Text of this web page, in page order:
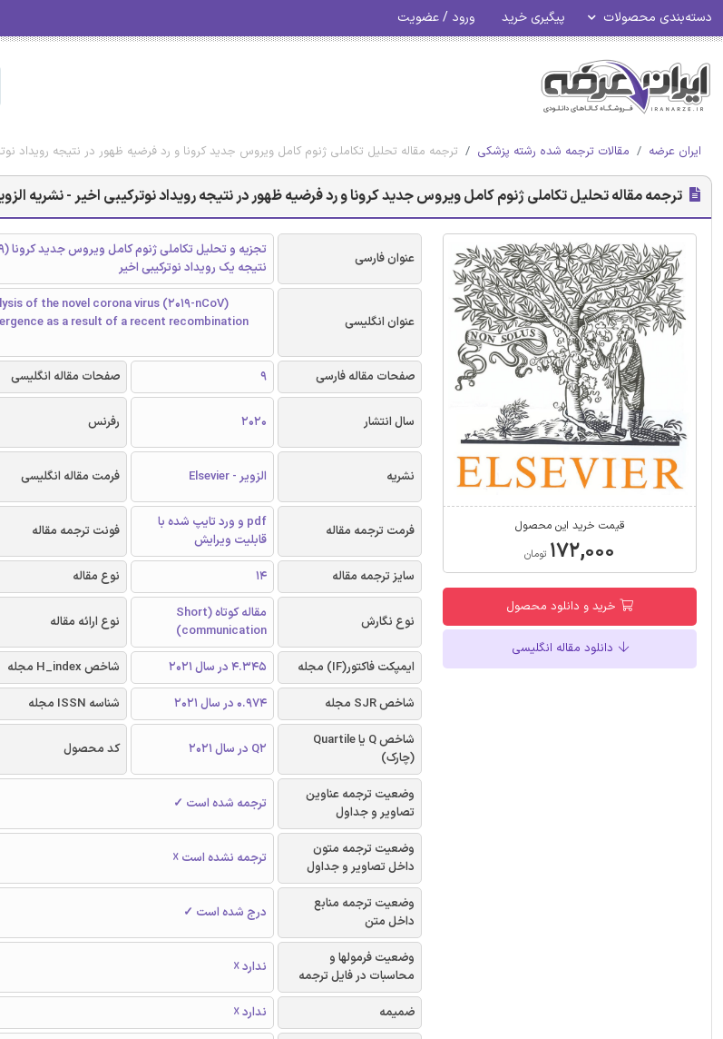
دسته‌بندی محصولات پیگیری خرید ورود / عضویت
ایران عرضه مقالات ترجمه شده رشته پزشکی ترجمه مقاله تحلیل تکاملی ژنوم کامل ویروس جدید کرونا و رد فرضیه ظهور در نتیجه رویداد
ترجمه مقاله تحلیل تکاملی ژنوم کامل ویروس جدید کرونا و رد فرضیه ظهور در نتیجه رویداد نوترکیبی اخیر - نشریه
قیمت خرید این محصول
۱۷۲,۰۰۰ تومان
خرید و دانلود محصول
دانلود مقاله انگلیسی
عنوان فارسی
نتیجه یک رویداد نوترکیبی اخیر
عنوان انگلیسی
of the novel corona virus (2019-nCoV)
as a result of a recent recombination
صفحات مقاله فارسی
9 صفحات مقاله انگلیسی
سال انتشار 2020 رفرنس
نشریه الزویر - Elsevier فرمت مقاله انگلیسی
فرمت ترجمه مقاله
pdf و ورد تایپ شده با
قابلیت ویرایش
فونت ترجمه مقاله
سایز ترجمه مقاله 14 نوع مقاله
نوع نگارش
مقاله کوتاه (Short
communication)
نوع ارائه مقاله
ایمپکت فاکتور(IF) مجله 4.345 در سال 2021 شاخص H_index مجله
شاخص SJR مجله
0.974 در سال 2021 شناسه ISSN مجله
شاخص Q یا Quartile
(چارک)
Q2 در سال 2021 کد محصول
وضعیت ترجمه عناوین
تصاویر و جداول
ترجمه شده است ✓
وضعیت ترجمه متون
داخل تصاویر و جداول
ترجمه نشده است ☓
وضعیت ترجمه منابع
داخل متن
درج شده است ✓
وضعیت فرمولها و
محاسبات در فایل ترجمه
ندارد ☓
ضمیمه
ندارد ☓